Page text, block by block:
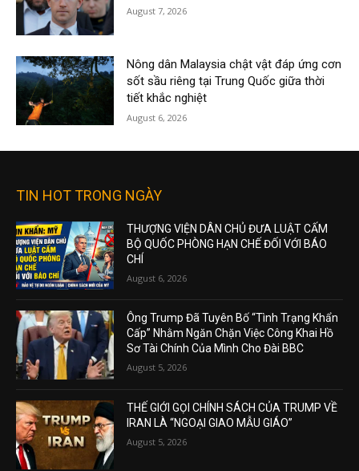
August 7, 2026
Nông dân Malaysia chật vật đáp ứng cơn
sốt sầu riêng tại Trung Quốc giữa thời
tiết khắc nghiệt
August 6, 2026
TIN HOT TRONG NGÀY
THƯỢNG VIỆN DÂN CHỦ ĐƯA LUẬT CẤM
BỘ QUỐC PHÒNG HẠN CHẾ ĐỐI VỚI BÁO
CHÍ
August 6, 2026
Ông Trump Đã Tuyên Bố “Tình Trạng Khẩn
Cấp” Nhằm Ngăn Chặn Việc Công Khai Hồ
Sơ Tài Chính Của Mình Cho Đài BBC
August 5, 2026
THẾ GIỚI GỌI CHÍNH SÁCH CỦA TRUMP VỀ
IRAN LÀ “NGOẠI GIAO MẪU GIÁO”
August 5, 2026